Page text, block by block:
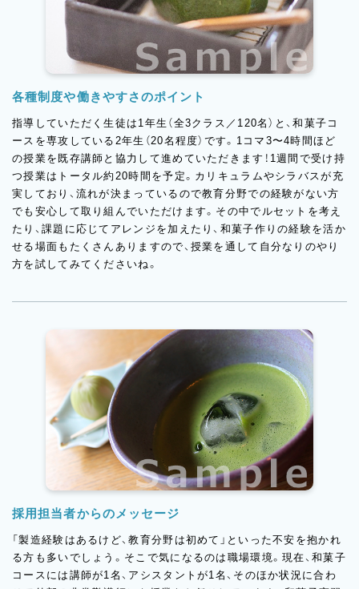
各種制度や働きやすさのポイント
指導していただく生徒は1年生（全3クラス／120名）と、和菓子コ
ースを専攻している2年生（20名程度）です。1コマ3〜4時間ほど
の授業を既存講師と協力して進めていただきます！1週間で受け持
つ授業はトータル約20時間を予定。カリキュラムやシラバスが充
実しており、流れが決まっているので教育分野での経験がない方
でも安心して取り組んでいただけます。その中でルセットを考え
たり、課題に応じてアレンジを加えたり、和菓子作りの経験を活か
せる場面もたくさんありますので、授業を通して自分なりのやり
方を試してみてくださいね。
採用担当者からのメッセージ
「製造経験はあるけど、教育分野は初めて」といった不安を抱かれ
る方も多いでしょう。そこで気になるのは職場環境。現在、和菓子
コースには講師が1名、アシスタントが1名、そのほか状況に合わ